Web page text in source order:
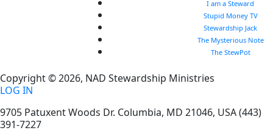
I am a Steward
Stupid Money TV
Stewardship Jack
The Mysterious Note
The StewPot
Copyright © 2026, NAD Stewardship Ministries
LOG IN
9705 Patuxent Woods Dr. Columbia, MD 21046, USA(443)
391-7227